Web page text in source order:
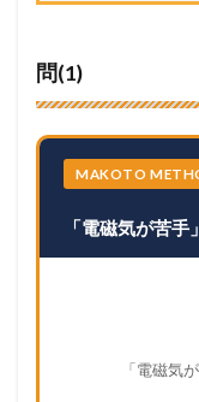
問(1)
MAKOTO
「電磁気が苦
「電磁気